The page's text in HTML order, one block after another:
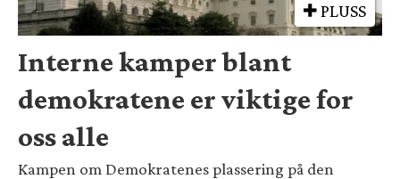
PLUSS
Interne kamper blant
demokratene er viktige for
oss alle
Kampen om Demokratenes plassering på den